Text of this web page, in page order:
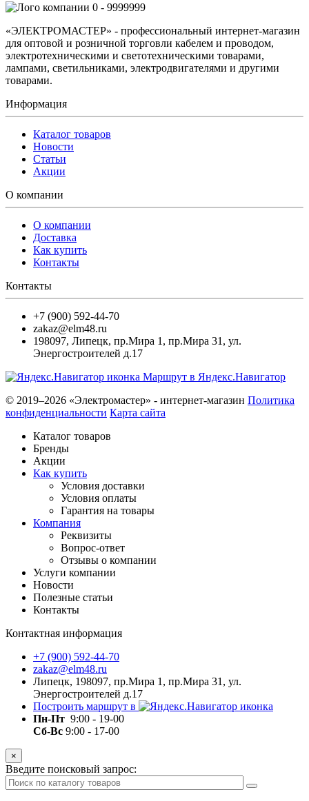
0 - 9999999
«ЭЛЕКТРОМАСТЕР» - профессиональный интернет-магазин
для оптовой и розничной торговли кабелем и проводом,
электротехническими и светотехническими товарами,
лампами, светильниками, электродвигателями и другими
товарами.
Информация
Каталог товаров
Новости
Статьи
Акции
О компании
О компании
Доставка
Как купить
Контакты
Контакты
+7 (900) 592-44-70
zakaz@elm48.ru
198097, Липецк, пр.Мира 1, пр.Мира 31, ул.
Энергостроителей д.17
Маршрут в Яндекс.Навигатор
© 2019–2026 «Электромастер» - интернет-магазин Политика
конфиденциальности Карта сайта
Каталог товаров
Бренды
Акции
Как купить
Условия доставки
Условия оплаты
Гарантия на товары
Компания
Реквизиты
Вопрос-ответ
Отзывы о компании
Услуги компании
Новости
Полезные статьи
Контакты
Контактная информация
+7 (900) 592-44-70
zakaz@elm48.ru
Липецк, 198097, пр.Мира 1, пр.Мира 31, ул.
Энергостроителей д.17
Построить маршрут в
Пн-Пт 9:00 - 19-00
Сб-Вс 9:00 - 17-00
×
Введите поисковый запрос: